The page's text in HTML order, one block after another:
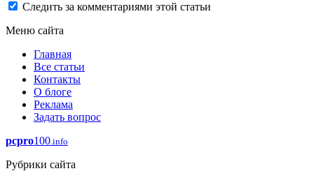
Следить за комментариями этой статьи
Меню сайта
Главная
Все статьи
Контакты
О блоге
Реклама
Задать вопрос
pcpro100.info
Рубрики сайта